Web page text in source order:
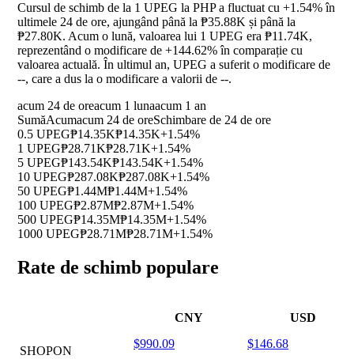
Cursul de schimb de la 1 UPEG la PHP a fluctuat cu +1.54%în
ultimele 24 de ore, ajungând până la ₱35.88K și până la
₱27.80K. Acum o lună, valoarea lui 1 UPEG era ₱11.74K,
reprezentând o modificare de +144.62%în comparație cu
valoarea actuală. În ultimul an, UPEG a suferit o modificare de
--, care a dus la o modificare a valorii de --.
acum 24 de oreacum 1 lunaacum 1 an
SumăAcumacum 24 de oreSchimbare de 24 de ore
0.5 UPEG₱14.35K₱14.35K+1.54%
1 UPEG₱28.71K₱28.71K+1.54%
5 UPEG₱143.54K₱143.54K+1.54%
10 UPEG₱287.08K₱287.08K+1.54%
50 UPEG₱1.44M₱1.44M+1.54%
100 UPEG₱2.87M₱2.87M+1.54%
500 UPEG₱14.35M₱14.35M+1.54%
1000 UPEG₱28.71M₱28.71M+1.54%
Rate de schimb populare
CNY USD
SHOPON
$990.09 $146.68